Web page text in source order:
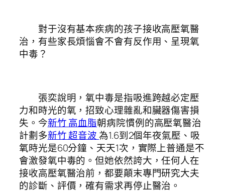
對于沒有基本疾病的孩子接收高壓氧醫
治，有些家長煩惱會不會有反作用、呈現氧
中毒？
張奕說明，氧中毒是指吸進跨越必定壓
力和時光的氧，招致心理雜亂和臟器傷害損
失。今新竹 高血脂朝病院慣例的高壓氧醫治
計劃多新竹 超音波為1.6到2個年夜氣壓、吸
氧時光是60分鐘、天天1次，實際上普通是不
會激發氧中毒的。但她依然誇大，任何人在
接收高壓氧醫治前，都要顛末專門研究大夫
的診斷、評價，確有需求再停止醫治。